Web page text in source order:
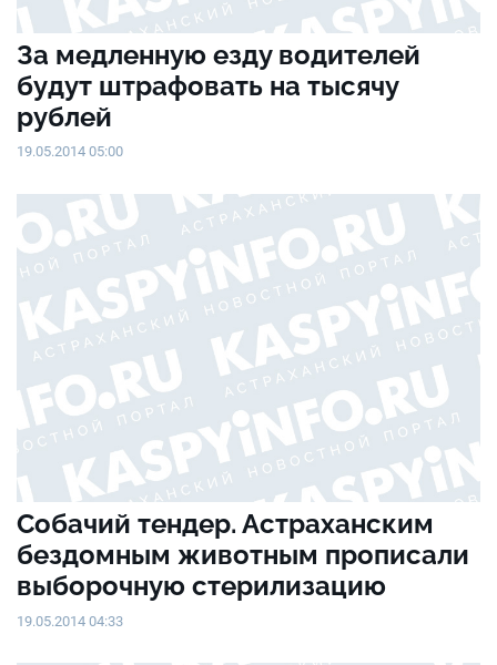
За медленную езду водителей
будут штрафовать на тысячу
рублей
19.05.2014 05:00
Собачий тендер. Астраханским
бездомным животным прописали
выборочную стерилизацию
19.05.2014 04:33